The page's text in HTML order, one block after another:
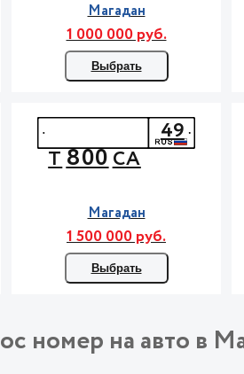
Магадан
1 000 000 руб.
Выбрать
Т800СА
49
Магадан
1 500 000 руб.
Выбрать
номер на авто в